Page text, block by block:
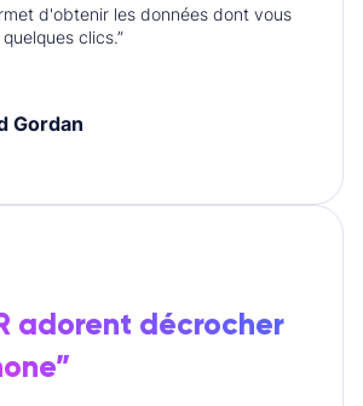
d'obtenir les données dont vous
clics.”
Gordan
adorent décrocher